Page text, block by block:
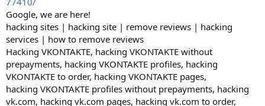
Google, we are here!
hacking sites | hacking site | remove reviews | hacking
services | how to remove reviews
Hacking VKONTAKTE, hacking VKONTAKTE without
prepayments, hacking VKONTAKTE profiles, hacking
VKONTAKTE to order, hacking VKONTAKTE pages,
hacking VKONTAKTE profiles without prepayments, hacking
vk.com, hacking vk.com pages, hacking vk.com to order,